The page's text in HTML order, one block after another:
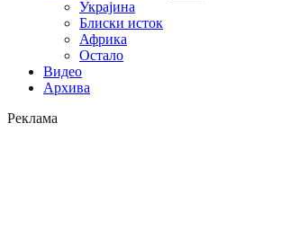
Украјина
Блиски исток
Африка
Остало
Видео
Архива
Реклама